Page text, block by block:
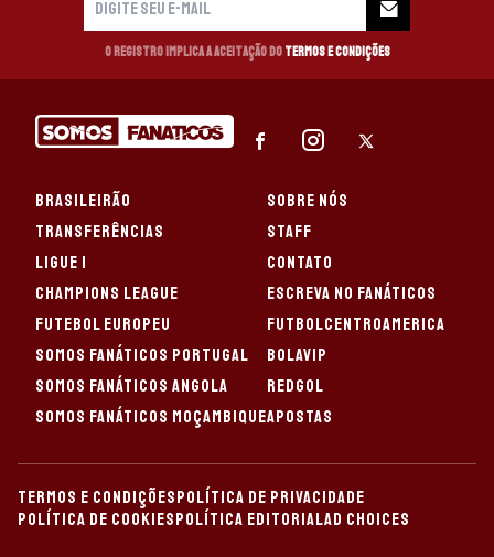
O registro implica a aceitação do Termos e Condições
BRASILEIRÃO
TRANSFERÊNCIAS
LIGUE 1
CHAMPIONS LEAGUE
FUTEBOL EUROPEU
SOMOS FANÁTICOS PORTUGAL
SOMOS FANÁTICOS ANGOLA
SOMOS FANÁTICOS MOÇAMBIQUE
SOBRE NÓS
STAFF
CONTATO
ESCREVA NO FANÁTICOS
FUTBOLCENTROAMERICA
BOLAVIP
REDGOL
APOSTAS
TERMOS E CONDIÇÕESPOLÍTICA DE PRIVACIDADE
POLÍTICA DE COOKIESPOLÍTICA EDITORIALAD CHOICES